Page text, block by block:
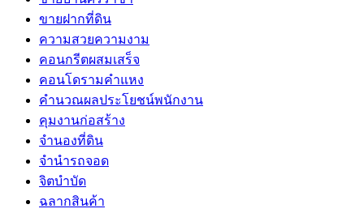
ขายฝากที่ดิน
ความสวยความงาม
คอนกรีตผสมเสร็จ
คอนโดรามคำแหง
คำนวณผลประโยชน์พนักงาน
คุมงานก่อสร้าง
จำนองที่ดิน
จำนำรถจอด
จิตบำบัด
ฉลากสินค้า